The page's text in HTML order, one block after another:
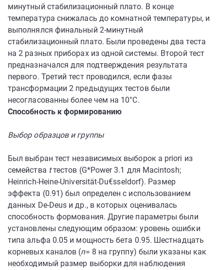
минутный стабилизационный плато. В конце
температура снижалась до комнатной температуры, и
выполнялся финальный 2-минутный
стабилизационный плато. Были проведены два теста
на 2 разных приборах из одной системы. Второй тест
предназначался для подтверждения результата
первого. Третий тест проводился, если фазы
трансформации 2 предыдущих тестов были
несогласованны более чем на 10°C.
Способность к формированию
Выбор образцов и группы
Был выбран тест независимых выборок a priori из
семейства tтестов (G*Power 3.1 для Macintosh;
Heinrich-Heine-Universität-Du€sseldorf). Размер
эффекта (0.91) был определен с использованием
данных De-Deus и др., в которых оценивалась
способность формования. Другие параметры были
установлены следующим образом: уровень ошибки
типа альфа 0.05 и мощность бета 0.95. Шестнадцать
корневых каналов (n= 8 на группу) были указаны как
необходимый размер выборки для наблюдения